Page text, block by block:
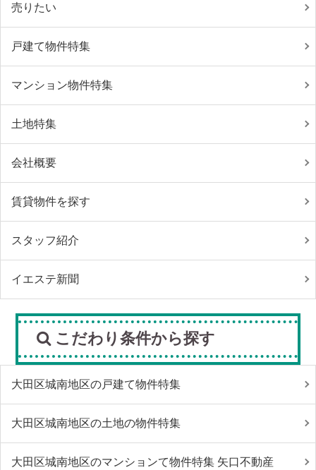
売りたい
戸建て物件特集
マンション物件特集
土地特集
会社概要
賃貸物件を探す
スタッフ紹介
イエステ新聞
こだわり条件から探す
大田区城南地区の戸建て物件特集
大田区城南地区の土地の物件特集
大田区城南地区のマンションて物件特集 矢口不動産